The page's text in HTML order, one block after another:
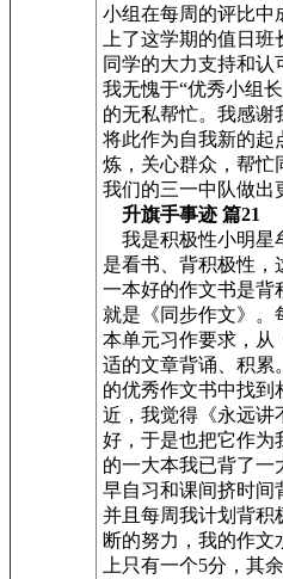
小组在每周的评比中
上了这学期的值日
同学的大力支持和认
我无愧于“优秀小组
的无私帮忙。我感谢
将此作为自我新的起
炼，关心群众，帮忙
我们的三一中队做出
升旗手事迹 篇21
我是积极性小明星
是看书、背积极性，
一本好的作文书是背
就是《同步作文》。
本单元习作要求，从
适的文章背诵、积累
的优秀作文书中找到
近，我觉得《永远讲
好，于是也把它作为
的一大本我已背了一
早自习和课间挤时间
并且每周我计划背积
断的努力，我的作
上只有一个5分，其